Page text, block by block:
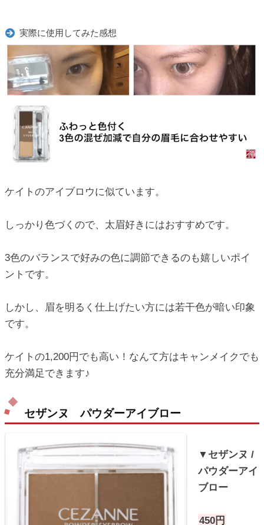
実際に使用してみた感想
ケイトのアイブロウに似ています。
しっかり色づくので、太眉好きにはおすすめです。
3色のバランスで好みの色に調節できるのも嬉しいポイ
ントです。
しかし、眉を明るく仕上げたい方には若干色が暗い印象
です。
ケイトの1,200円でも高い！なんて方はキャンメイクでも
充分満足できます♪
セザンヌ パウダーアイブロー
▼セザンヌ /
パウダーアイ
ブロー
450円